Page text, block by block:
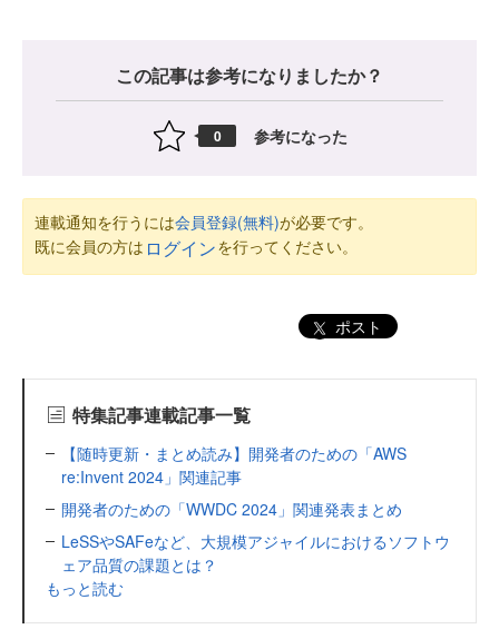
この記事は参考になりましたか？
0 参考になった
連載通知を行うには会員登録(無料)が必要です。
既に会員の方は ログインを行ってください。
ポスト
特集記事連載記事一覧
【随時更新・まとめ読み】開発者のための「AWS
re:Invent 2024」関連記事
開発者のための「WWDC 2024」関連発表まとめ
LeSSやSAFeなど、大規模アジャイルにおけるソフトウ
ェア品質の課題とは？
もっと読む